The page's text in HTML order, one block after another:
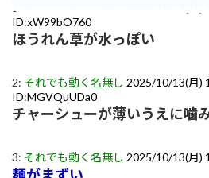
1:
ID:xW99bO760
ほうれん草が水っぽい
2: それでも動く名無し 2025/10/13(月)
ID:MGVQuUDa0
チャーシューが薄いうえに噛
3: それでも動く名無し 2025/10/13(月)